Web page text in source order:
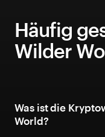
Häufig
Wilder
Was ist die
World?